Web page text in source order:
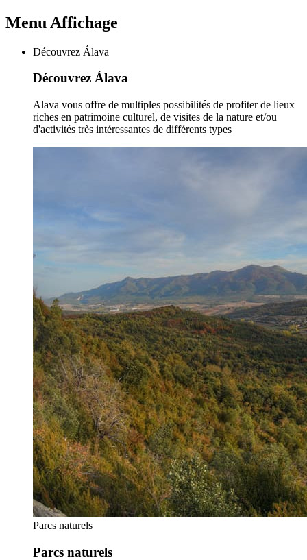
Menu Affichage
Découvrez Álava
Découvrez Álava
Alava vous offre de multiples possibilités de profiter de lieux
riches en patrimoine culturel, de visites de la nature et/ou
d'activités très intéressantes de différents types
Parcs naturels
Parcs naturels